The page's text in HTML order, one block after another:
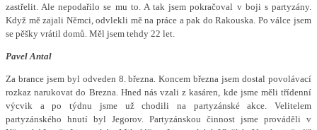
zastřelit. Ale nepodařilo se mu to. A tak jsem pokračoval v boji s partyzány.
Když mě zajali Němci, odvlekli mě na práce a pak do Rakouska. Po válce jsem
se pěšky vrátil domů. Měl jsem tehdy 22 let.
Pavel Antal
Za brance jsem byl odveden 8. března. Koncem března jsem dostal povolávací
rozkaz narukovat do Brezna. Hned nás vzali z kasáren, kde jsme měli třídenní
výcvik a po týdnu jsme už chodili na partyzánské akce. Velitelem
partyzánského hnutí byl Jegorov. Partyzánskou činnost jsme prováděli v